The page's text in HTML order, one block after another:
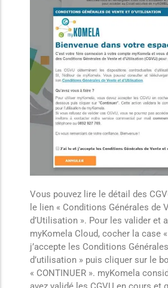
Vous pouvez lire le détail des
le lien « Conditions Générales de
d’Utilisation ». Pour les valider et
myKomela Cloud, cocher la case
j’accepte les Conditions
d’utilisation » puis cliquer sur le
« CONTINUER ». myKomela